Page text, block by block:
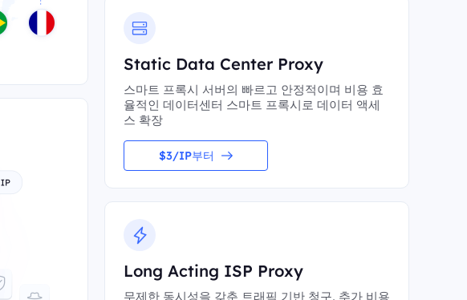
Static Data Center Proxy
스마트 프록시 서버의 빠르고 안정적이며 비용 효
율적인 데이터센터 스마트 프록시로 데이터 액세
스 확장
$3/IP부터
Long Acting ISP Proxy
무제한 동시성을 갖춘 트래픽 기반 청구, 추가 비용